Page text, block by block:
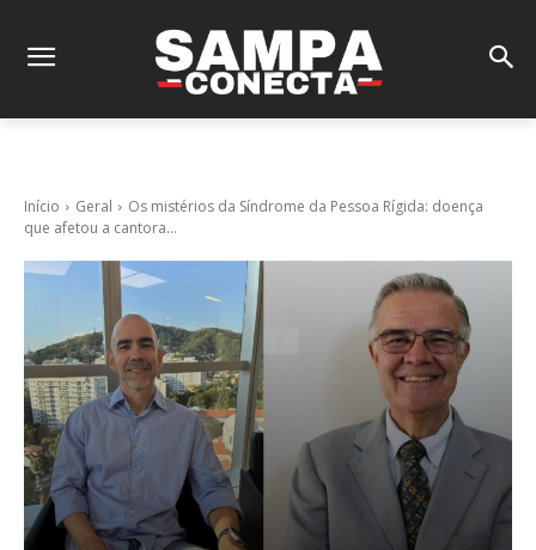
Início Geral
Os mistérios da Síndrome da Pessoa Rígida: doença
que afetou a cantora...